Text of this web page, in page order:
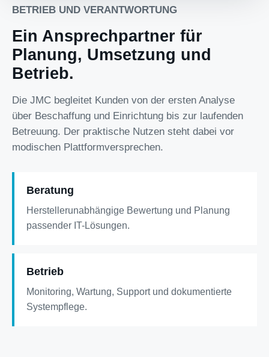
BETRIEB UND VERANTWORTUNG
Ein Ansprechpartner für
Planung, Umsetzung und
Betrieb.
Die JMC begleitet Kunden von der ersten Analyse
über Beschaffung und Einrichtung bis zur laufenden
Betreuung. Der praktische Nutzen steht dabei vor
modischen Plattformversprechen.
Beratung
Herstellerunabhängige Bewertung und Planung
passender IT-Lösungen.
Betrieb
Monitoring, Wartung, Support und dokumentierte
Systempflege.